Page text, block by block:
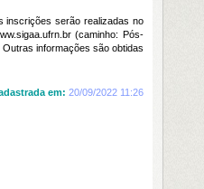
serão realizadas no
(caminho: Pós-
informações são obtidas
em: 20/09/2022 11:26